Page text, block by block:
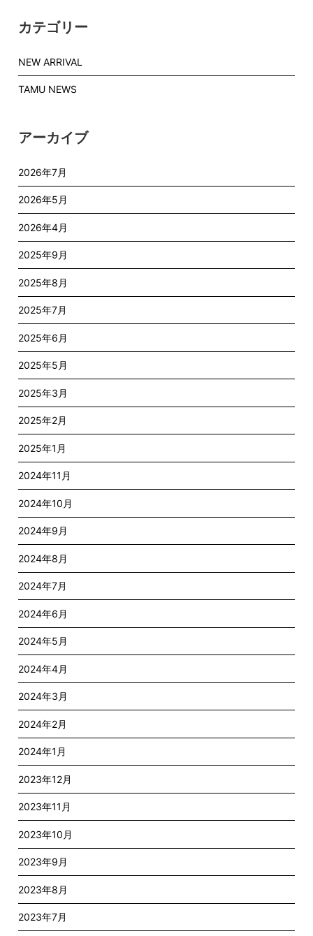
カテゴリー
NEW ARRIVAL
TAMU NEWS
アーカイブ
2026年7月
2026年5月
2026年4月
2025年9月
2025年8月
2025年7月
2025年6月
2025年5月
2025年3月
2025年2月
2025年1月
2024年11月
2024年10月
2024年9月
2024年8月
2024年7月
2024年6月
2024年5月
2024年4月
2024年3月
2024年2月
2024年1月
2023年12月
2023年11月
2023年10月
2023年9月
2023年8月
2023年7月